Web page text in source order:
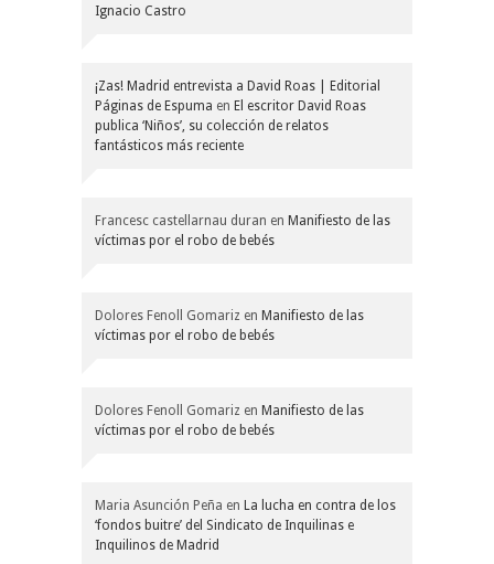
Ignacio Castro
¡Zas! Madrid entrevista a David Roas | Editorial
Páginas de Espuma en El escritor David Roas
publica ‘Niños’, su colección de relatos
fantásticos más reciente
Francesc castellarnau duran en Manifiesto de las
víctimas por el robo de bebés
Dolores Fenoll Gomariz en Manifiesto de las
víctimas por el robo de bebés
Dolores Fenoll Gomariz en Manifiesto de las
víctimas por el robo de bebés
Maria Asunción Peña en La lucha en contra de los
‘fondos buitre’ del Sindicato de Inquilinas e
Inquilinos de Madrid